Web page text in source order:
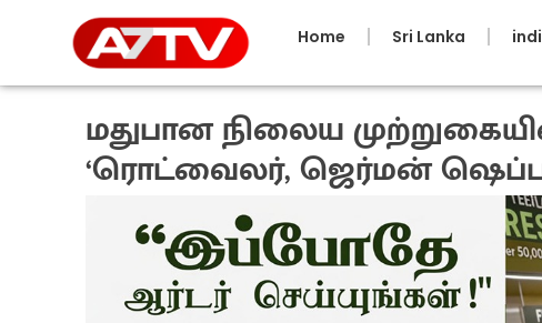
Home Sri Lanka
மதுபான நிலைய
‘ரொட்வைலர், ஜெர்மன்